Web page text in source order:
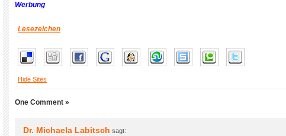
Werbung
Lesezeichen
Hide Sites
One Comment »
Dr. Michaela Labitsch sagt: